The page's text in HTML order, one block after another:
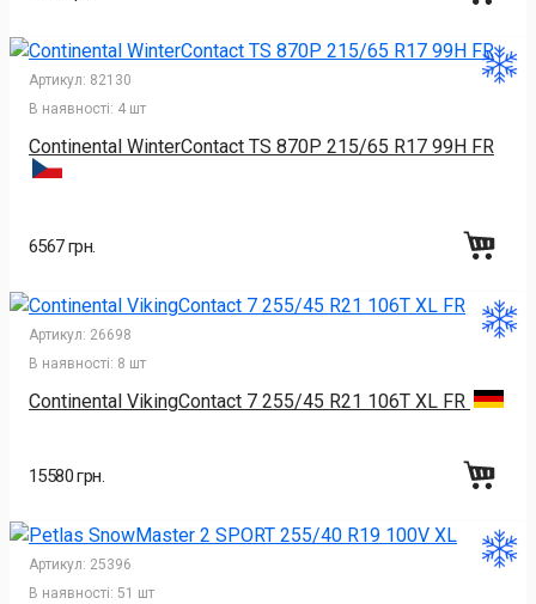
Артикул: 82130
В наявності: 4 шт
Continental WinterContact TS 870P 215/65 R17 99H FR
6567 грн.
Артикул: 26698
В наявності: 8 шт
Continental VikingContact 7 255/45 R21 106T XL FR
15580 грн.
Артикул: 25396
В наявності: 51 шт